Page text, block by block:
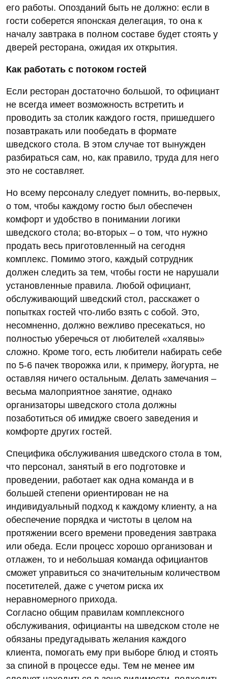
его работы. Опозданий быть не должно: если в
гости соберется японская делегация, то она к
началу завтрака в полном составе будет стоять у
дверей ресторана, ожидая их открытия.
Как работать с потоком гостей
Если ресторан достаточно большой, то официант
не всегда имеет возможность встретить и
проводить за столик каждого гостя, пришедшего
позавтракать или пообедать в формате
шведского стола. В этом случае тот вынужден
разбираться сам, но, как правило, труда для него
это не составляет.
Но всему персоналу следует помнить, во-первых,
о том, чтобы каждому гостю был обеспечен
комфорт и удобство в понимании логики
шведского стола; во-вторых – о том, что нужно
продать весь приготовленный на сегодня
комплекс. Помимо этого, каждый сотрудник
должен следить за тем, чтобы гости не нарушали
установленные правила. Любой официант,
обслуживающий шведский стол, расскажет о
попытках гостей что-либо взять с собой. Это,
несомненно, должно вежливо пресекаться, но
полностью уберечься от любителей «халявы»
сложно. Кроме того, есть любители набирать себе
по 5-6 пачек творожка или, к примеру, йогурта, не
оставляя ничего остальным. Делать замечания –
весьма малоприятное занятие, однако
организаторы шведского стола должны
позаботиться об имидже своего заведения и
комфорте других гостей.
Специфика обслуживания шведского стола в том,
что персонал, занятый в его подготовке и
проведении, работает как одна команда и в
большей степени ориентирован не на
индивидуальный подход к каждому клиенту, а на
обеспечение порядка и чистоты в целом на
протяжении всего времени проведения завтрака
или обеда. Если процесс хорошо организован и
отлажен, то и небольшая команда официантов
сможет управиться со значительным количеством
посетителей, даже с учетом риска их
неравномерного прихода.
Согласно общим правилам комплексного
обслуживания, официанты на шведском столе не
обязаны предугадывать желания каждого
клиента, помогать ему при выборе блюд и стоять
за спиной в процессе еды. Тем не менее им